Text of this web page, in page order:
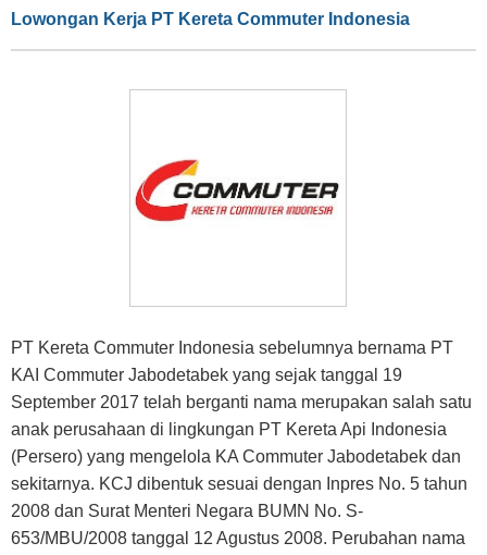
Lowongan Kerja PT Kereta Commuter Indonesia
PT Kereta Commuter Indonesia sebelumnya bernama PT
KAI Commuter Jabodetabek yang sejak tanggal 19
September 2017 telah berganti nama merupakan salah satu
anak perusahaan di lingkungan PT Kereta Api Indonesia
(Persero) yang mengelola KA Commuter Jabodetabek dan
sekitarnya. KCJ dibentuk sesuai dengan Inpres No. 5 tahun
2008 dan Surat Menteri Negara BUMN No. S-
653/MBU/2008 tanggal 12 Agustus 2008. Perubahan nama